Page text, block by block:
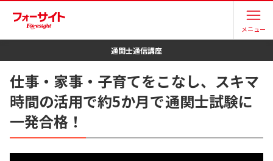
メニュー
通関士通信講座
仕事・家事・子育てをこなし、スキマ
時間の活用で約5か月で通関士試験に
一発合格！